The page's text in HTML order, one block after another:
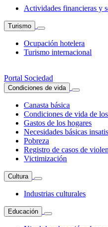
Actividades financieras y
Turismo
Ocupación hotelera
Turismo internacional
Portal Sociedad
Condiciones de vida
Canasta básica
Condiciones de vida de
Gastos de los hogares
Necesidades básicas
Pobreza
Registro de casos de
Victimización
Cultura
Industrias culturales
Educación